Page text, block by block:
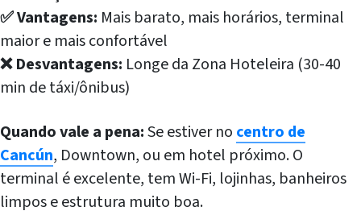
✅ Vantagens: Mais barato, mais horários, terminal
maior e mais confortável
❌ Desvantagens: Longe da Zona Hoteleira (30-40
min de táxi/ônibus)
Quando vale a pena:Se estiver no centro de
Cancún, Downtown, ou em hotel próximo. O
terminal é excelente, tem Wi-Fi, lojinhas, banheiros
limpos e estrutura muito boa.